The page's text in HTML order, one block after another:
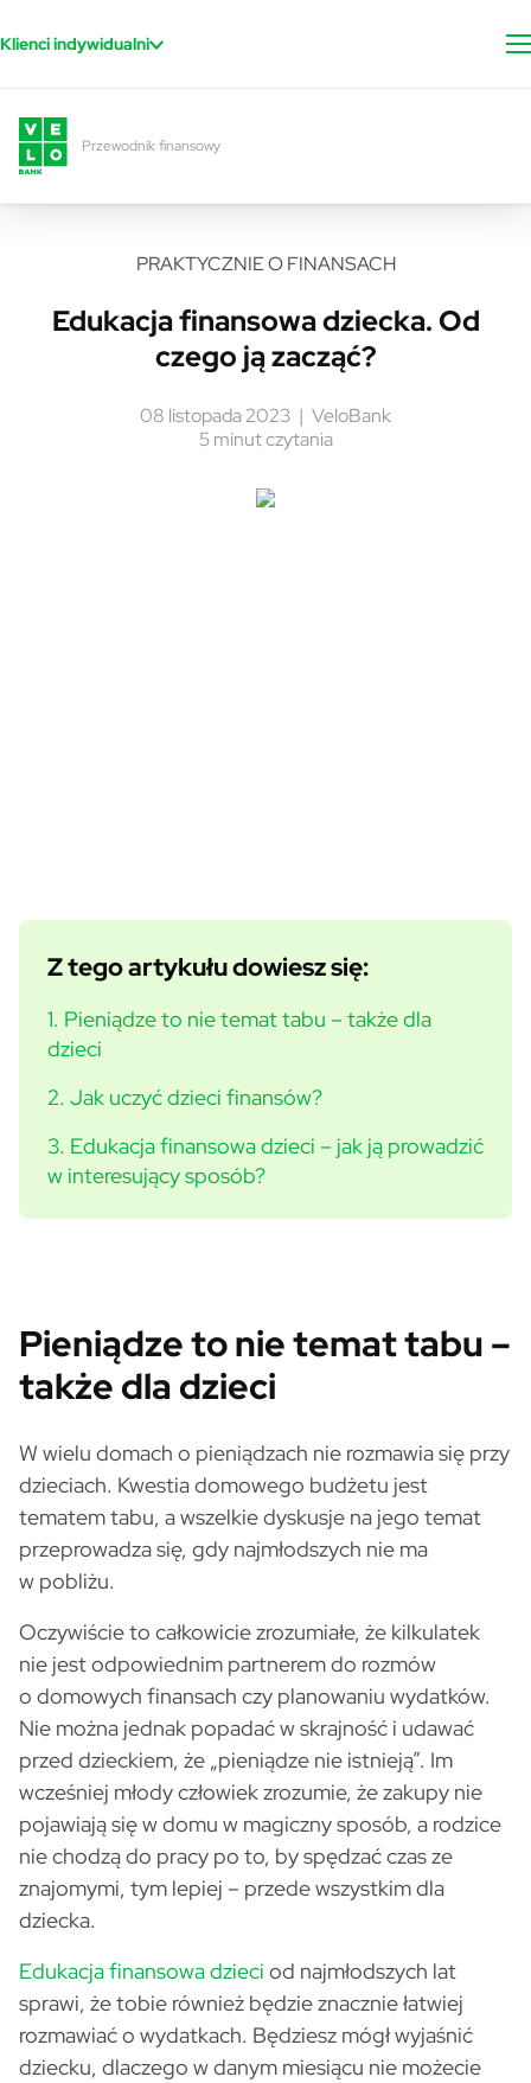
Klienci indywidualni
Przewodnik finansowy
PRAKTYCZNIE O FINANSACH
Edukacja finansowa dziecka. Od
czego ją zacząć?
08 listopada 2023
VeloBank
5 minut czytania
Z tego artykułu dowiesz się:
1. Pieniądze to nie temat tabu – także dla
dzieci
2. Jak uczyć dzieci finansów?
3. Edukacja finansowa dzieci – jak ją prowadzić
w interesujący sposób?
Pieniądze to nie temat tabu –
także dla dzieci
W wielu domach o pieniądzach nie rozmawia się przy
dzieciach. Kwestia domowego budżetu jest
tematem tabu, a wszelkie dyskusje na jego temat
przeprowadza się, gdy najmłodszych nie ma
w pobliżu.
Oczywiście to całkowicie zrozumiałe, że kilkulatek
nie jest odpowiednim partnerem do rozmów
o domowych finansach czy planowaniu wydatków.
Nie można jednak popadać w skrajność i udawać
przed dzieckiem, że „pieniądze nie istnieją”. Im
wcześniej młody człowiek zrozumie, że zakupy nie
pojawiają się w domu w magiczny sposób, a rodzice
nie chodzą do pracy po to, by spędzać czas ze
znajomymi, tym lepiej – przede wszystkim dla
dziecka.
Edukacja finansowa dzieci od najmłodszych lat
sprawi, że tobie również będzie znacznie łatwiej
rozmawiać o wydatkach. Będziesz mógł wyjaśnić
dziecku, dlaczego w danym miesiącu nie możecie